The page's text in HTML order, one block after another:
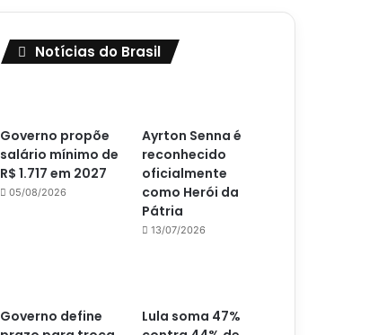
Notícias do Brasil
Governo propõe
salário mínimo de
R$ 1.717 em 2027
05/08/2026
Ayrton Senna é
reconhecido
oficialmente
como Herói da
Pátria
13/07/2026
Governo define
Lula soma 47%